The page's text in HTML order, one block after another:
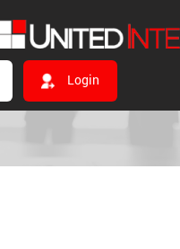
Login